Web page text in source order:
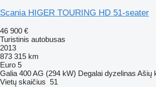
Scania HIGER TOURING HD 51-seater
46 900 €
Turistinis autobusas
2013
873 315 km
Euro 5
Galia 400 AG (294 kW) Degalai dyzelinas Ašių
Vietų skaičius 51